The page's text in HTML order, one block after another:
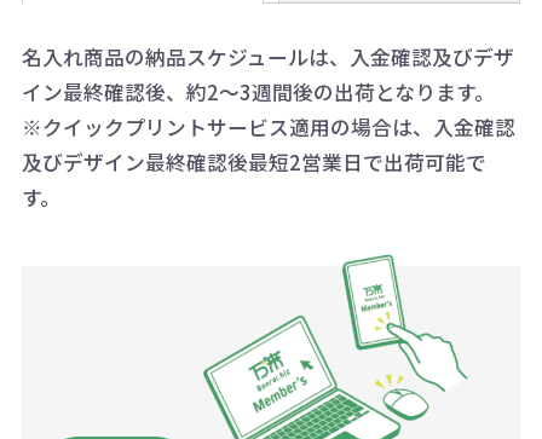
AM10:00～PM5:00（土・日・祝日を
除く平日）
一方、数量が少なく一定数に満たな
い場合は、単価計算ではなく、印刷
代の基本料金を一式頂戴する場合が
商品や印刷方法によって異なります
ので、予めご了承ください。
例：200個未満（1式：18,000円）
200個~499個の場合：42円（1個
お急ぎの場合、ご相談ください。最
大限努力いたします。
詳細はこちらご確認ください。
配送について
名入れ商品の納品スケジュールは、入金確認及びデザ
イン最終確認後、約2～3週間後の出荷となります。
※クイックプリントサービス適用の場合は、入金確認
及びデザイン最終確認後最短2営業日で出荷可能で
す。